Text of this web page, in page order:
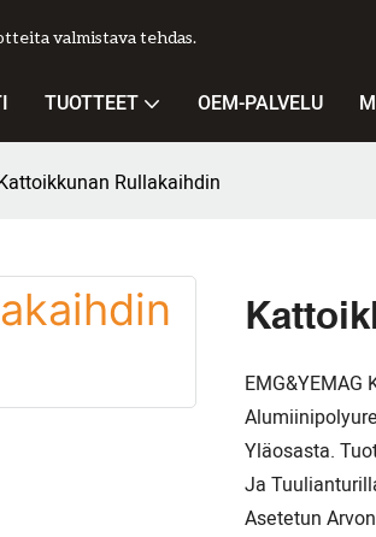
valmistava tehdas.
TUOTTEET OEM-PALVELU
Rullakaihdin
Yläosasta.
Ja
Asetetun